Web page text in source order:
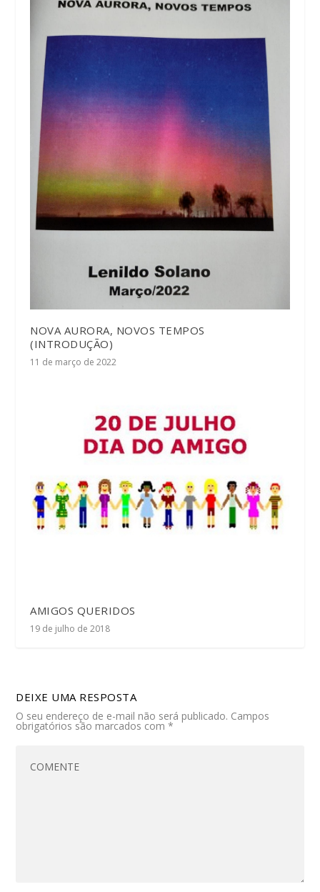
NOVA AURORA, NOVOS TEMPOS
(INTRODUÇÃO)
11 de março de 2022
AMIGOS QUERIDOS
19 de julho de 2018
DEIXE UMA RESPOSTA
O seu endereço de e-mail não será publicado. Campos
obrigatórios são marcados com*